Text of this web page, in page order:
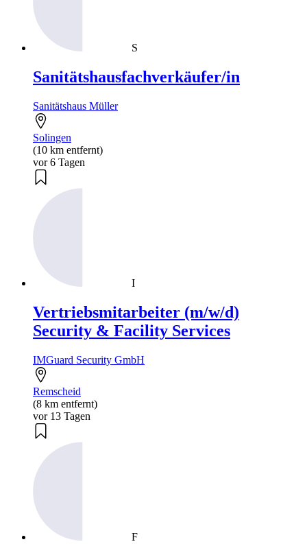
S
Sanitätshausfachverkäufer/in
Sanitätshaus Müller
Solingen
(10 km entfernt)
vor 6 Tagen
I
Vertriebsmitarbeiter (m/w/d)
Security & Facility Services
IMGuard Security GmbH
Remscheid
(8 km entfernt)
vor 13 Tagen
F